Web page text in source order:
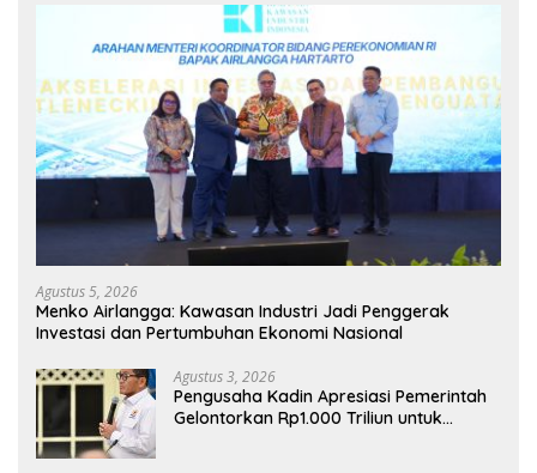
Agustus 5, 2026
Menko Airlangga: Kawasan Industri Jadi Penggerak
Investasi dan Pertumbuhan Ekonomi Nasional
Agustus 3, 2026
Pengusaha Kadin Apresiasi Pemerintah
Gelontorkan Rp1.000 Triliun untuk